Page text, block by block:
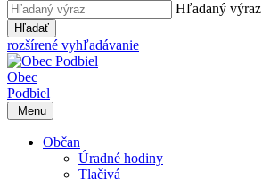
Hľadaný výraz
Hľadať
rozšírené vyhľadávanie
Obec
Podbiel
Menu
Občan
Úradné hodiny
Tlačivá